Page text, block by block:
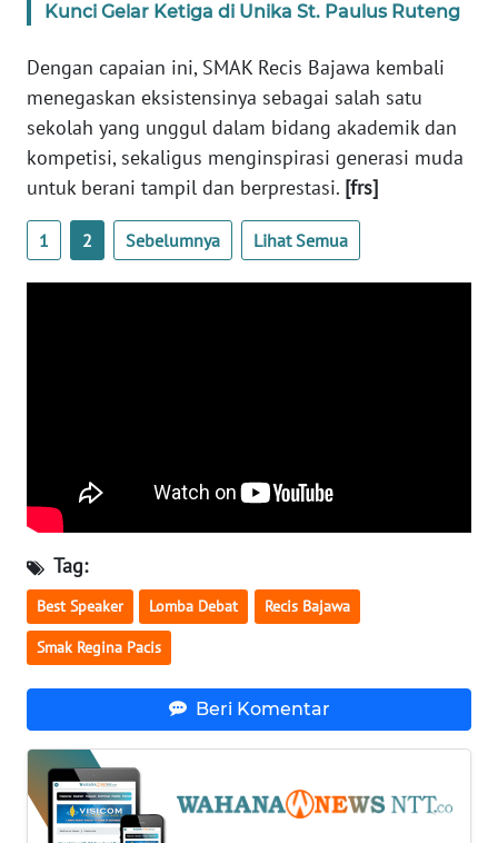
Kunci Gelar Ketiga di Unika St. Paulus Ruteng
Dengan capaian ini, SMAK Recis Bajawa kembali
menegaskan eksistensinya sebagai salah satu
sekolah yang unggul dalam bidang akademik dan
kompetisi, sekaligus menginspirasi generasi muda
untuk berani tampil dan berprestasi. [frs]
1 2 Sebelumnya Lihat Semua
Tag:
Best Speaker Lomba Debat Recis Bajawa
Smak Regina Pacis
Beri Komentar
WN
WN
JABAR
WN
WN
NTT
WN
PAPUA
BARAT
WN
RIAU
WN
JAMBI